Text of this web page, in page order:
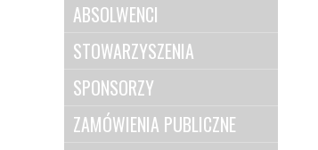
ABSOLWENCI
STOWARZYSZENIA
SPONSORZY
ZAMÓWIENIA PUBLICZNE